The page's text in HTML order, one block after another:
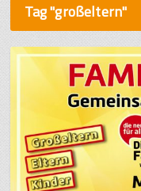
Tag "großeltern"